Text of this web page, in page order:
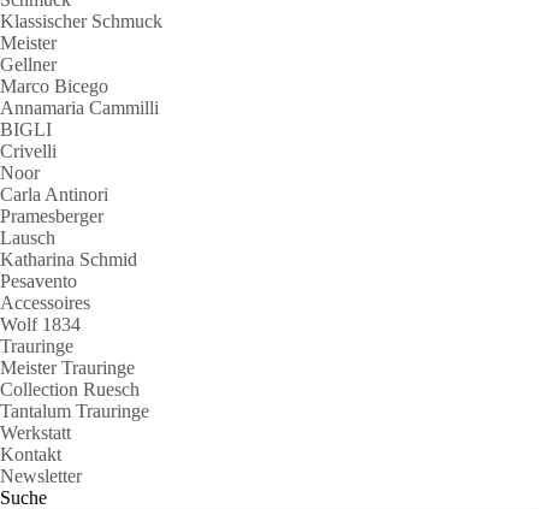
Klassischer Schmuck
Meister
Gellner
Marco Bicego
Annamaria Cammilli
BIGLI
Crivelli
Noor
Carla Antinori
Pramesberger
Lausch
Katharina Schmid
Pesavento
Accessoires
Wolf 1834
Trauringe
Meister Trauringe
Collection Ruesch
Tantalum Trauringe
Werkstatt
Kontakt
Newsletter
Suche